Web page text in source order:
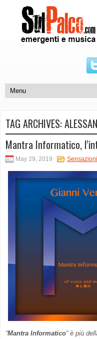
TAG ARCHIVES:
Mantra Informatico,
May 29, 2019 Sensazioni
“Mantra Informatico” è più